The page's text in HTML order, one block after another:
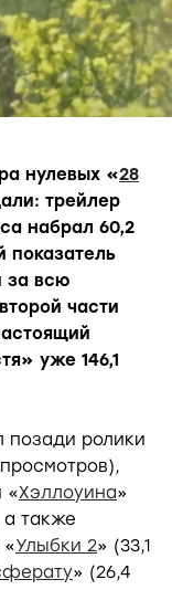
нулевых «28
трейлер
набрал 60,2
показатель
за всю
части
уже 146,1
позади ролики
«Хэллоуина»
а также
«Улыбки 2» (33,1
» (26,4